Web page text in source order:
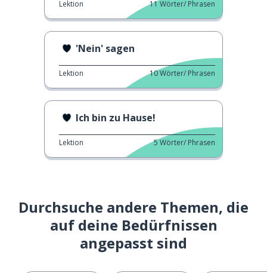
Lektion 11Wörter/ Phrasen
'Nein' sagen
Lektion 10Wörter/ Phrasen
Ich bin zu Hause!
Lektion 5Wörter/ Phrasen
Durchsuche andere Themen, die
auf deine Bedürfnissen
angepasst sind